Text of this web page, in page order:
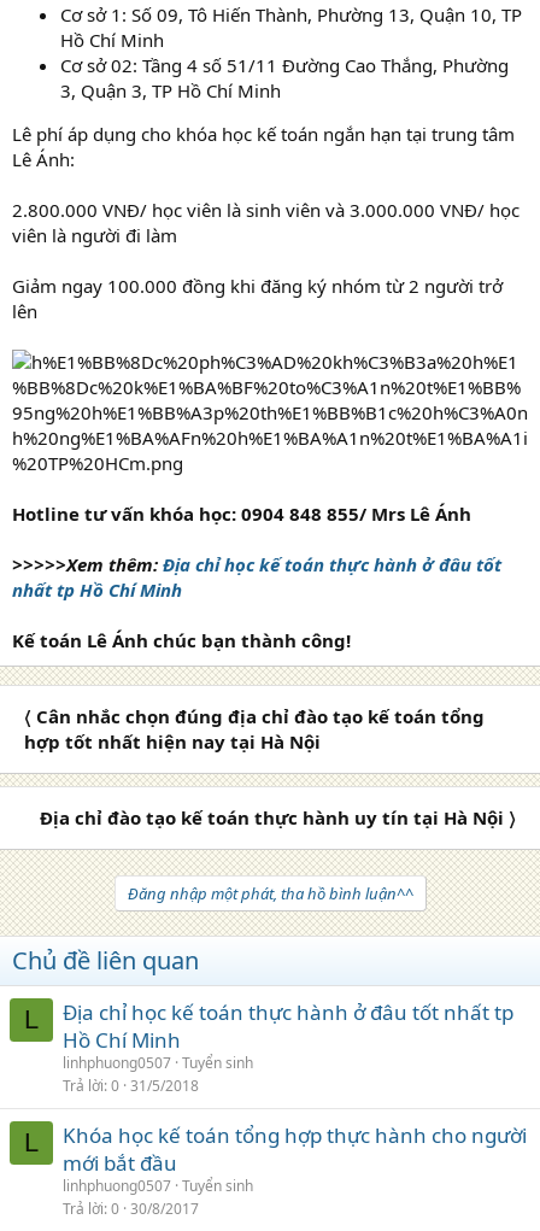
Cơ sở 1: Số 09, Tô Hiến Thành, Phường 13, Quận 10, TP
Hồ Chí Minh
Cơ sở 02: Tầng 4 số 51/11 Đường Cao Thắng, Phường
3, Quận 3, TP Hồ Chí Minh
Lê phí áp dụng cho khóa học kế toán ngắn hạn tại trung tâm
Lê Ánh:
2.800.000 VNĐ/ học viên là sinh viên và 3.000.000 VNĐ/ học
viên là người đi làm
Giảm ngay 100.000 đồng khi đăng ký nhóm từ 2 người trở
lên
Hotline tư vấn khóa học: 0904 848 855/ Mrs Lê Ánh
>>>>>Xem thêm: Địa chỉ học kế toán thực hành ở đâu tốt
nhất tp Hồ Chí Minh
Kế toán Lê Ánh chúc bạn thành công!
〈 Cân nhắc chọn đúng địa chỉ đào tạo kế toán tổng
hợp tốt nhất hiện nay tại Hà Nội
Địa chỉ đào tạo kế toán thực hành uy tín tại Hà Nội 〉
Đăng nhập một phát, tha hồ bình luận^^
Chủ đề liên quan
L
Địa chỉ học kế toán thực hành ở đâu tốt nhất tp
Hồ Chí Minh
linhphuong0507 Tuyển sinh
Trả lời 0 31/5/2018
L
Khóa học kế toán tổng hợp thực hành cho người
mới bắt đầu
linhphuong0507 Tuyển sinh
Trả lời 0 30/8/2017